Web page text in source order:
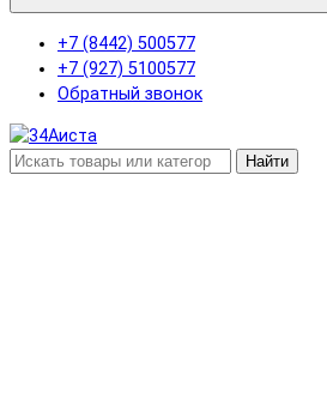
+7 (8442) 500577
+7 (927) 5100577
Обратный звонок
Найти